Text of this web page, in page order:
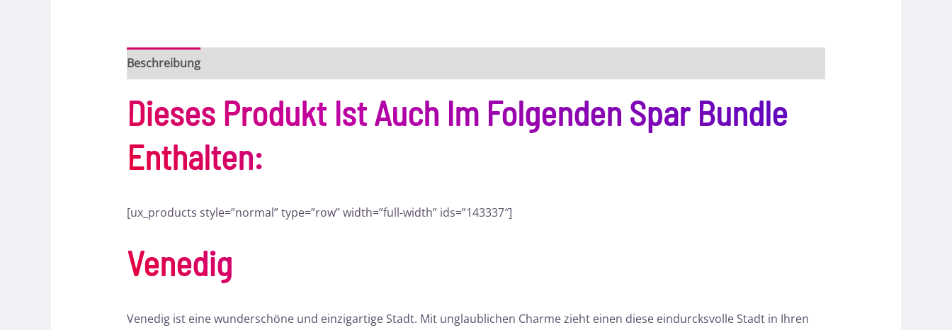
Beschreibung
Dieses Produkt Ist Auch Im Folgenden Spar Bundle
Enthalten:
[ux_products style=”normal” type=”row” width=”full-width” ids=”143337″]
Venedig
Venedig ist eine wunderschöne und einzigartige Stadt. Mit unglaublichen Charme zieht einen diese eindurcksvolle Stadt in Ihren